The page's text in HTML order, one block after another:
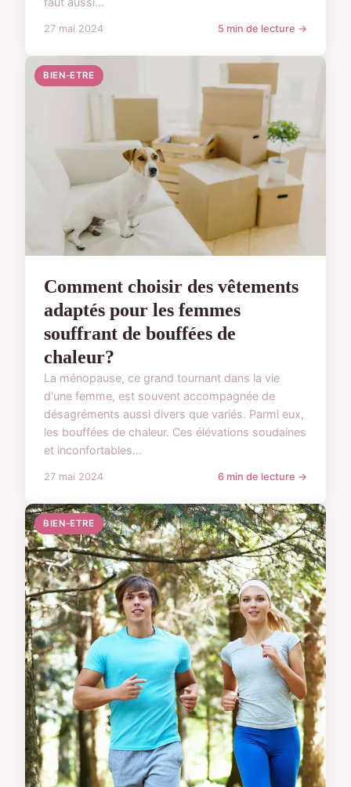
27 mai 2024 5 min de lecture →
BIEN-ETRE
Comment choisir des vêtements
adaptés pour les femmes
souffrant de bouffées de
chaleur?
La ménopause, ce grand tournant dans la vie
d'une femme, est souvent accompagnée de
désagréments aussi divers que variés. Parmi eux,
les bouffées de chaleur. Ces élévations soudaines
et inconfortables...
27 mai 2024 6 min de lecture →
BIEN-ETRE